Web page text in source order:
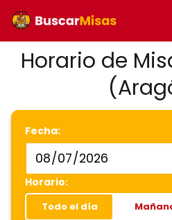
Horario de
Fecha:
Horario:
Todo el día